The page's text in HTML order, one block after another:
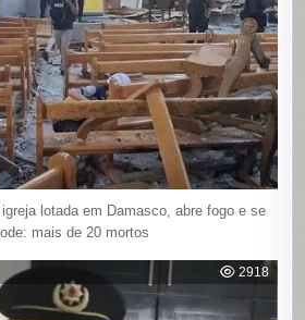
lotada em Damasco, abre fogo e se
mais de 20 mortos
2918